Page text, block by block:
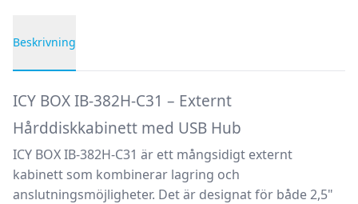
Beskrivning
ICY BOX IB-382H-C31 – Externt
Hårddiskkabinett med USB Hub
ICY BOX IB-382H-C31 är ett mångsidigt externt
kabinett som kombinerar lagring och
anslutningsmöjligheter. Det är designat för både 2,5"